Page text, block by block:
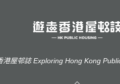
屋邨誌 Exploring Hong Kong